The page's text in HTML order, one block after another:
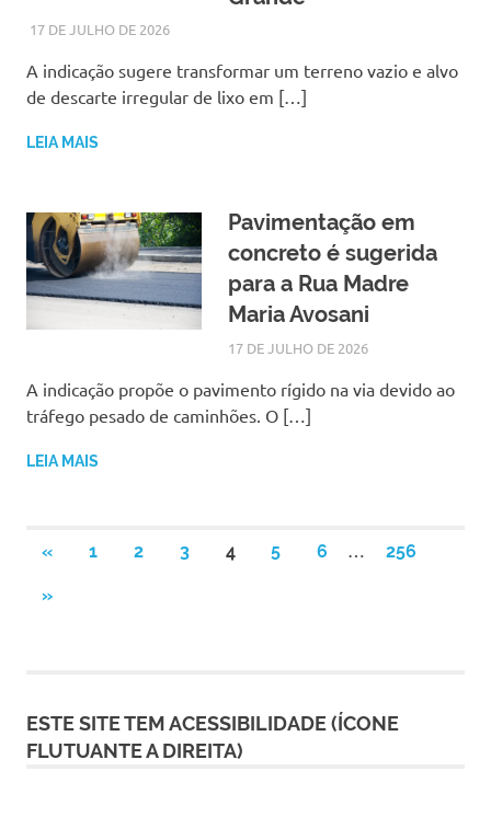
17 DE JULHO DE 2026LARISSA TURKO
NOTÍCIAS
A indicação sugere transformar um terreno vazio e alvo
de descarte irregular de lixo em […]
LEIA MAIS
Pavimentação em
concreto é sugerida
para a Rua Madre
Maria Avosani
17 DE JULHO DE 2026
A indicação propõe o pavimento rígido na via devido ao
tráfego pesado de caminhões. O […]
LEIA MAIS
Paginação
de
«PREVIOUS
1 2 3 4 5 6 256
NEXT
»
ESTE SITE TEM ACESSIBILIDADE (ÍCONE
FLUTUANTE A DIREITA)